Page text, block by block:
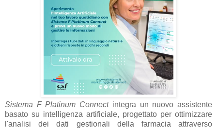
Sistema F Platinum Connectintegra un nuovo assistente
basato su intelligenza artificiale, progettato per ottimizzare
l'analisi dei dati gestionali della farmacia attraverso